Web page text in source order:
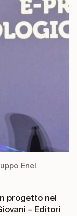
Enel
progetto nel
– Editori